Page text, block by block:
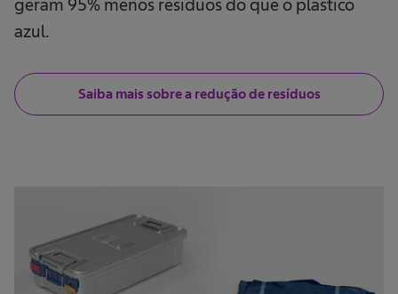
geram 95% menos resíduos do que o plástico
azul.
Saiba mais sobre a redução de resíduos